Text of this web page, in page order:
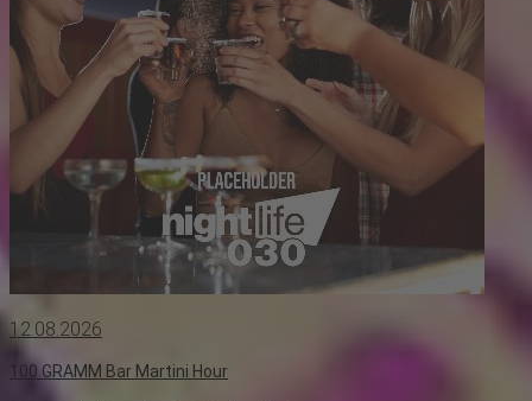
12.08.2026
100 GRAMM Bar Martini Hour